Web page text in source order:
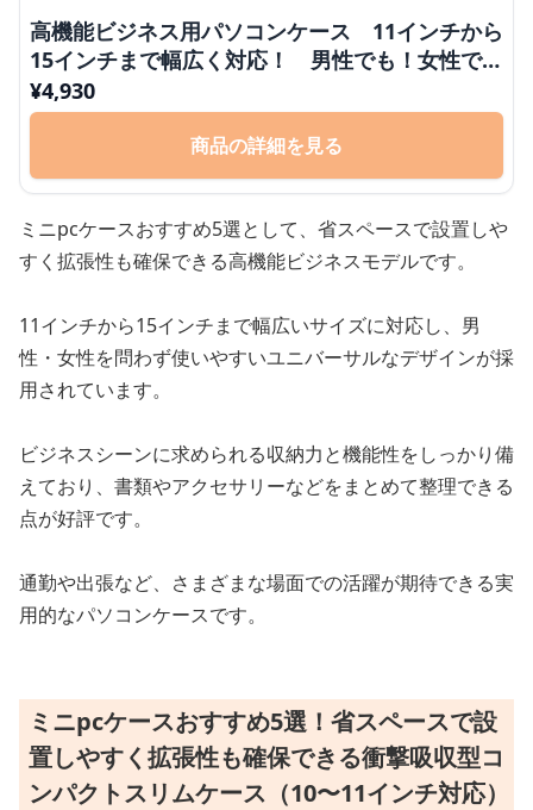
高機能ビジネス用パソコンケース 11インチから
15インチまで幅広く対応！ 男性でも！女性でも
使いやすい◎
¥4,930
商品の詳細を見る
ミニpcケースおすすめ5選として、省スペースで設置しや
すく拡張性も確保できる高機能ビジネスモデルです。
11インチから15インチまで幅広いサイズに対応し、男
性・女性を問わず使いやすいユニバーサルなデザインが採
用されています。
ビジネスシーンに求められる収納力と機能性をしっかり備
えており、書類やアクセサリーなどをまとめて整理できる
点が好評です。
通勤や出張など、さまざまな場面での活躍が期待できる実
用的なパソコンケースです。
ミニpcケースおすすめ5選！省スペースで設
置しやすく拡張性も確保できる衝撃吸収型コ
ンパクトスリムケース（10〜11インチ対応）